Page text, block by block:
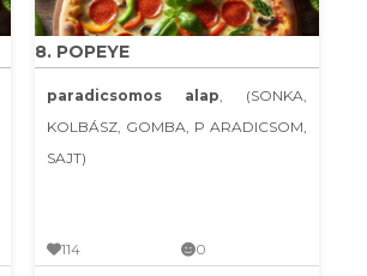
8. POPEYE
paradicsomos alap, (SONKA,
KOLBÁSZ, GOMBA, P ARADICSOM,
SAJT)
114 0